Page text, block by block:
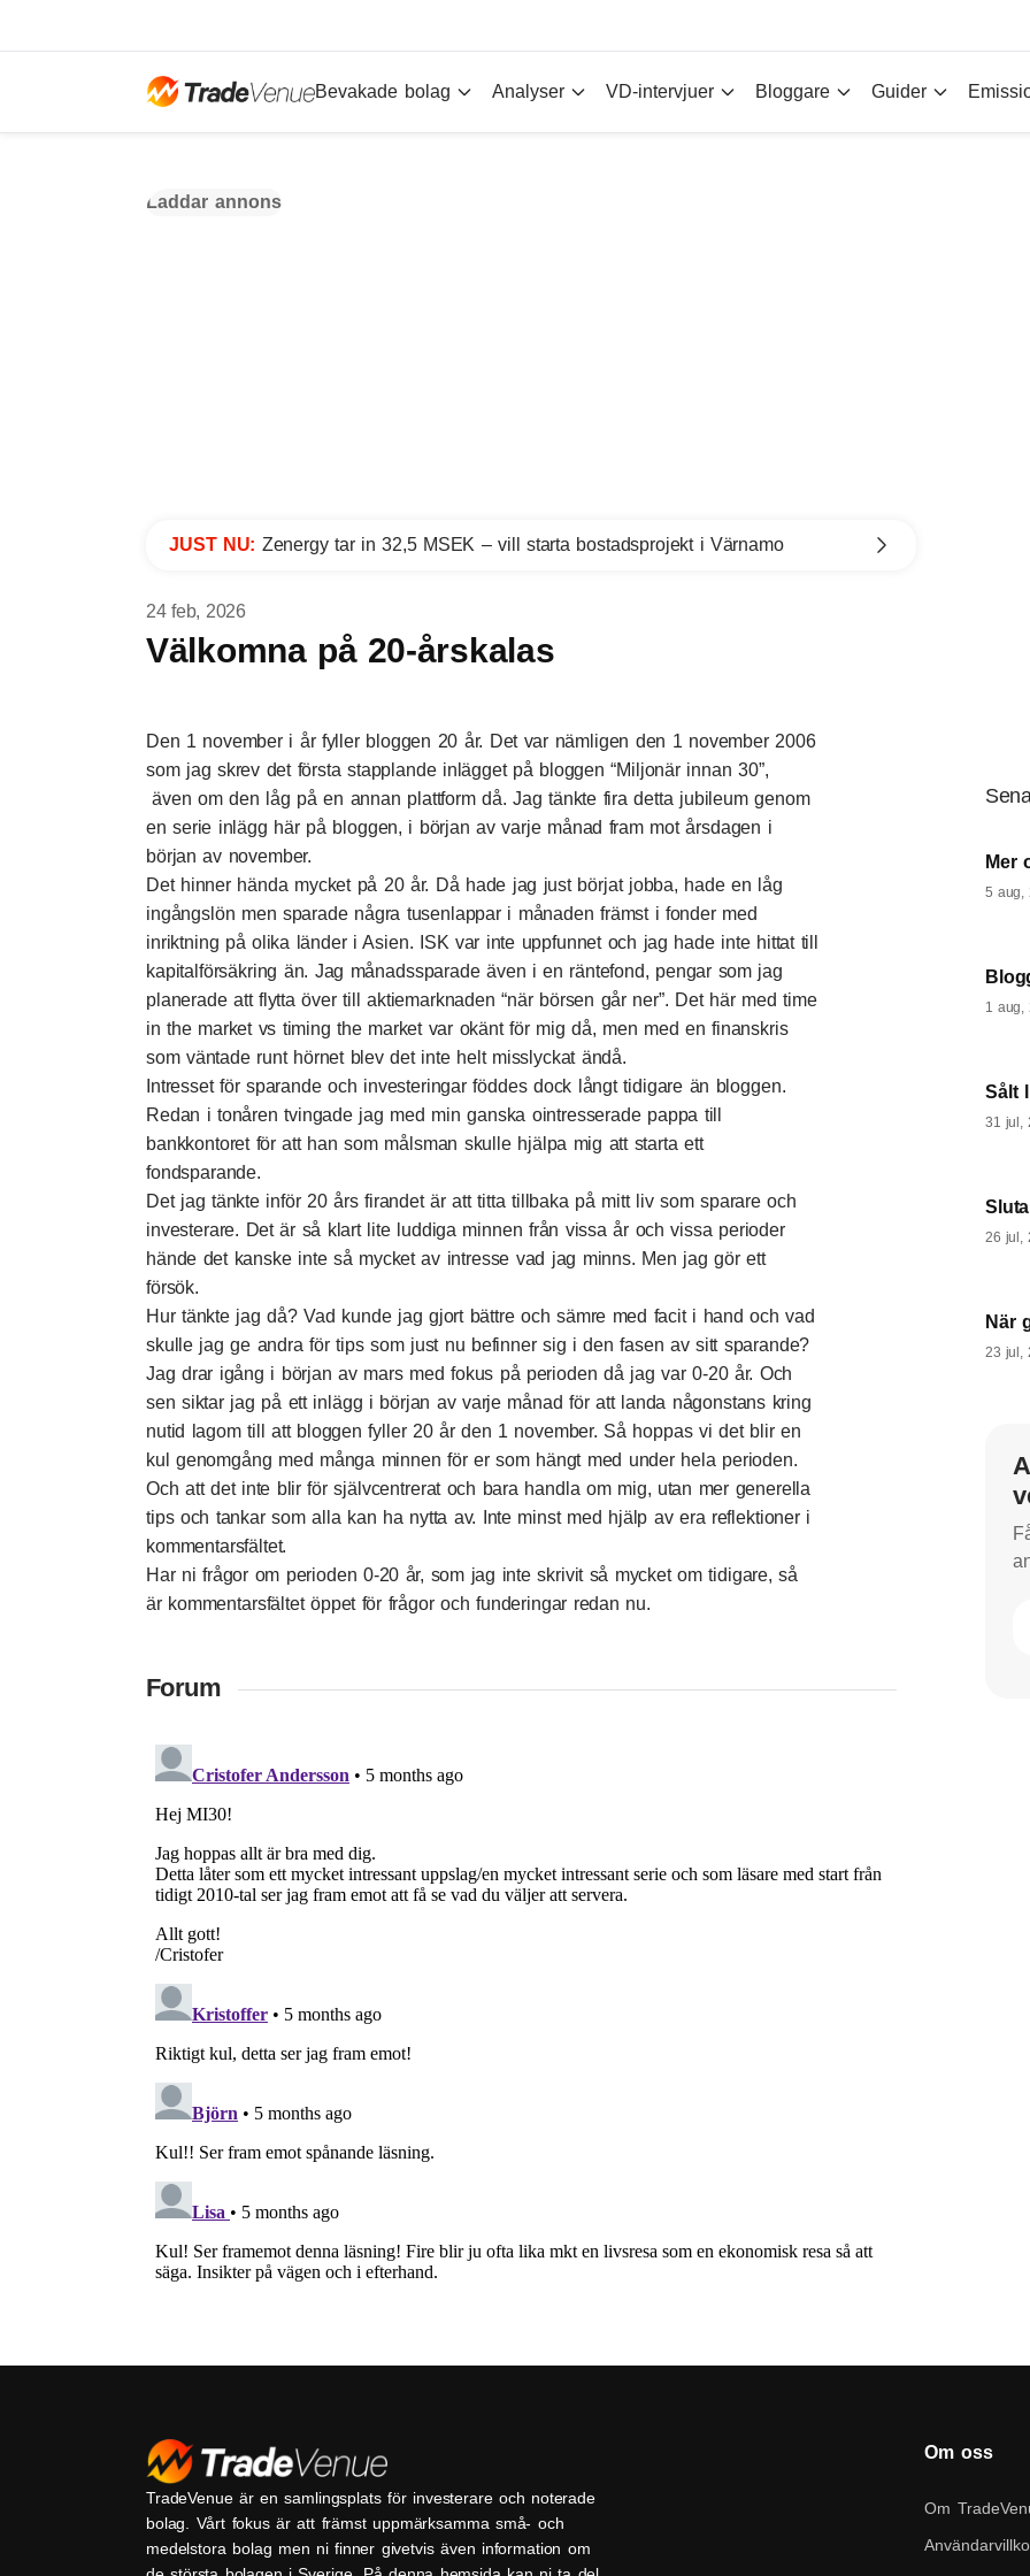
Bevakade bolag Analyser VD-intervjuer Bloggare Guider
Laddar annons
JUST NU: Zenergy tar in 32,5 MSEK – vill starta bostadsprojekt i Värnamo
24 feb, 2026
Välkomna på 20-årskalas
Den 1 november i år fyller bloggen 20 år. Det var nämligen den 1 november 2006
som jag skrev det första stapplande inlägget på bloggen “Miljonär innan 30”,
även om den låg på en annan plattform då. Jag tänkte fira detta jubileum genom
en serie inlägg här på bloggen, i början av varje månad fram mot årsdagen i
början av november.
Det hinner hända mycket på 20 år. Då hade jag just börjat jobba, hade en låg
ingångslön men sparade några tusenlappar i månaden främst i fonder med
inriktning på olika länder i Asien. ISK var inte uppfunnet och jag hade inte hittat till
kapitalförsäkring än. Jag månadssparade även i en räntefond, pengar som jag
planerade att flytta över till aktiemarknaden “när börsen går ner”. Det här med time
in the market vs timing the market var okänt för mig då, men med en finanskris
som väntade runt hörnet blev det inte helt misslyckat ändå.
Intresset för sparande och investeringar föddes dock långt tidigare än bloggen.
Redan i tonåren tvingade jag med min ganska ointresserade pappa till
bankkontoret för att han som målsman skulle hjälpa mig att starta ett
fondsparande.
Det jag tänkte inför 20 års firandet är att titta tillbaka på mitt liv som sparare och
investerare. Det är så klart lite luddiga minnen från vissa år och vissa perioder
hände det kanske inte så mycket av intresse vad jag minns. Men jag gör ett
försök.
Hur tänkte jag då? Vad kunde jag gjort bättre och sämre med facit i hand och vad
skulle jag ge andra för tips som just nu befinner sig i den fasen av sitt sparande?
Jag drar igång i början av mars med fokus på perioden då jag var 0-20 år. Och
sen siktar jag på ett inlägg i början av varje månad för att landa någonstans kring
nutid lagom till att bloggen fyller 20 år den 1 november. Så hoppas vi det blir en
kul genomgång med många minnen för er som hängt med under hela perioden.
Och att det inte blir för självcentrerat och bara handla om mig, utan mer generella
tips och tankar som alla kan ha nytta av. Inte minst med hjälp av era reflektioner i
kommentarsfältet.
Har ni frågor om perioden 0-20 år, som jag inte skrivit så mycket om tidigare, så
är kommentarsfältet öppet för frågor och funderingar redan nu.
Forum
Mer
5 aug,
1 aug,
Sålt
31 jul,
26 jul,
När
23 jul,
TradeVenue är en samlingsplats för investerare och noterade
bolag. Vårt fokus är att främst uppmärksamma små- och
medelstora bolag men ni finner givetvis även information om
Om oss
Om